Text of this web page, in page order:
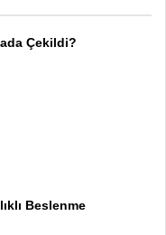
Çekildi?
Beslenme